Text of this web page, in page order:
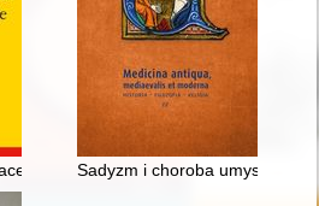
religieux (Xe - XVIe siècle)
Sadyzm i choroba umysłowa